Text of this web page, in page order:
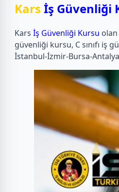
Kars İş Güvenliği
Kars İş Güvenliği Kursu olan
güvenliği kursu, C sınıfı
İstanbul-İzmir-Bursa-